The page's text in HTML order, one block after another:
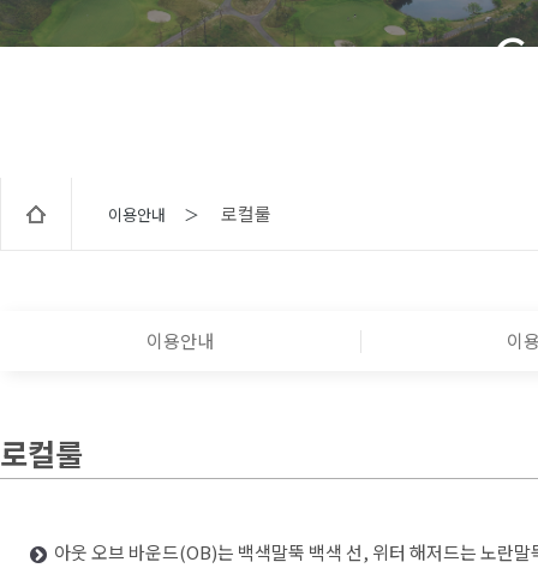
이용안내 ＞ 로컬룰
이용안내 이
로컬룰
아웃 오브 바운드(OB)는 백색말뚝 백색 선, 위터 해저드는 노란